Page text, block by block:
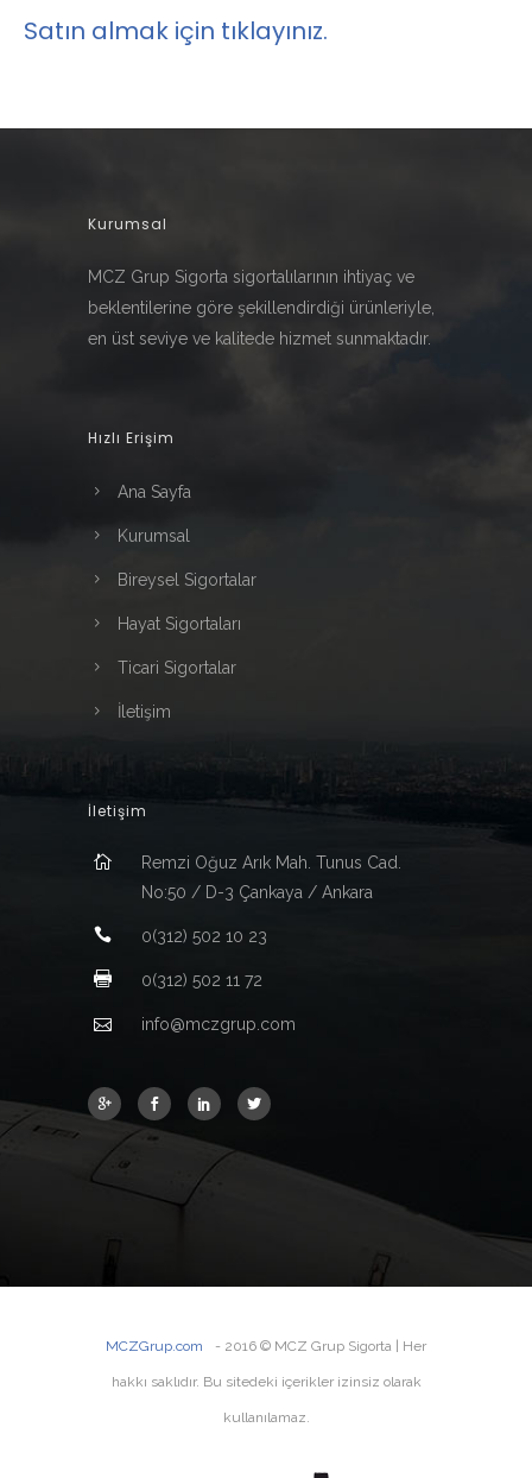
Satın almak için tıklayınız.
Kurumsal
MCZ Grup Sigorta sigortalılarının ihtiyaç ve
beklentilerine göre şekillendirdiği ürünleriyle,
en üst seviye ve kalitede hizmet sunmaktadır.
Hızlı Erişim
Ana Sayfa
Kurumsal
Bireysel Sigortalar
Hayat Sigortaları
Ticari Sigortalar
İletişim
İletişim
Remzi Oğuz Arık Mah. Tunus Cad.
No:50 / D-3 Çankaya / Ankara
0(312) 502 10 23
0(312) 502 11 72
info@mczgrup.com
MCZGrup.com - 2016 © MCZ Grup Sigorta | Her
hakkı saklıdır. Bu sitedeki içerikler izinsiz olarak
kullanılamaz.